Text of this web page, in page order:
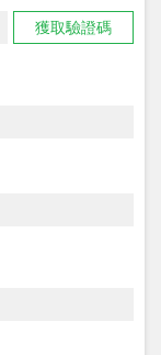
獲取驗證碼